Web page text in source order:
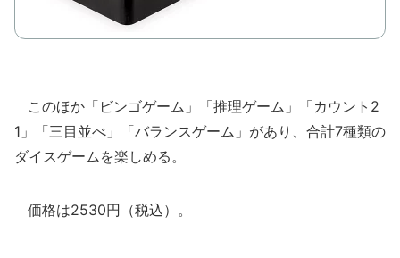
このほか「ビンゴゲーム」「推理ゲーム」「カウント2
1」「三目並べ」「バランスゲーム」があり、合計7種類の
ダイスゲームを楽しめる。
価格は2530円（税込）。